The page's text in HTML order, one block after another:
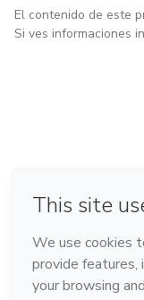
El contenido de este
Si ves informaciones
Hecho con❤ en